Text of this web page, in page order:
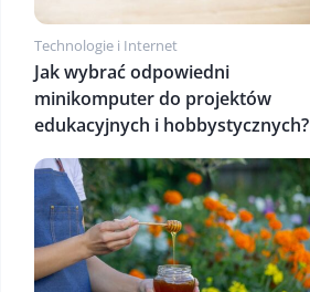
Technologie i Internet
Jak wybrać odpowiedni
minikomputer do projektów
edukacyjnych i hobbystycznych?